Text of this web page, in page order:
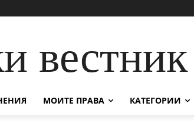
вестник
МОИТЕ ПРАВА КАТЕГОРИИ